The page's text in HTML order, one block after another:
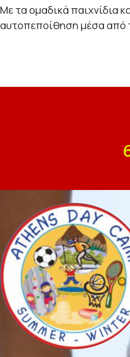
Με τα ομαδικά παιχνίδια
αυτοπεποίθηση μέσα από